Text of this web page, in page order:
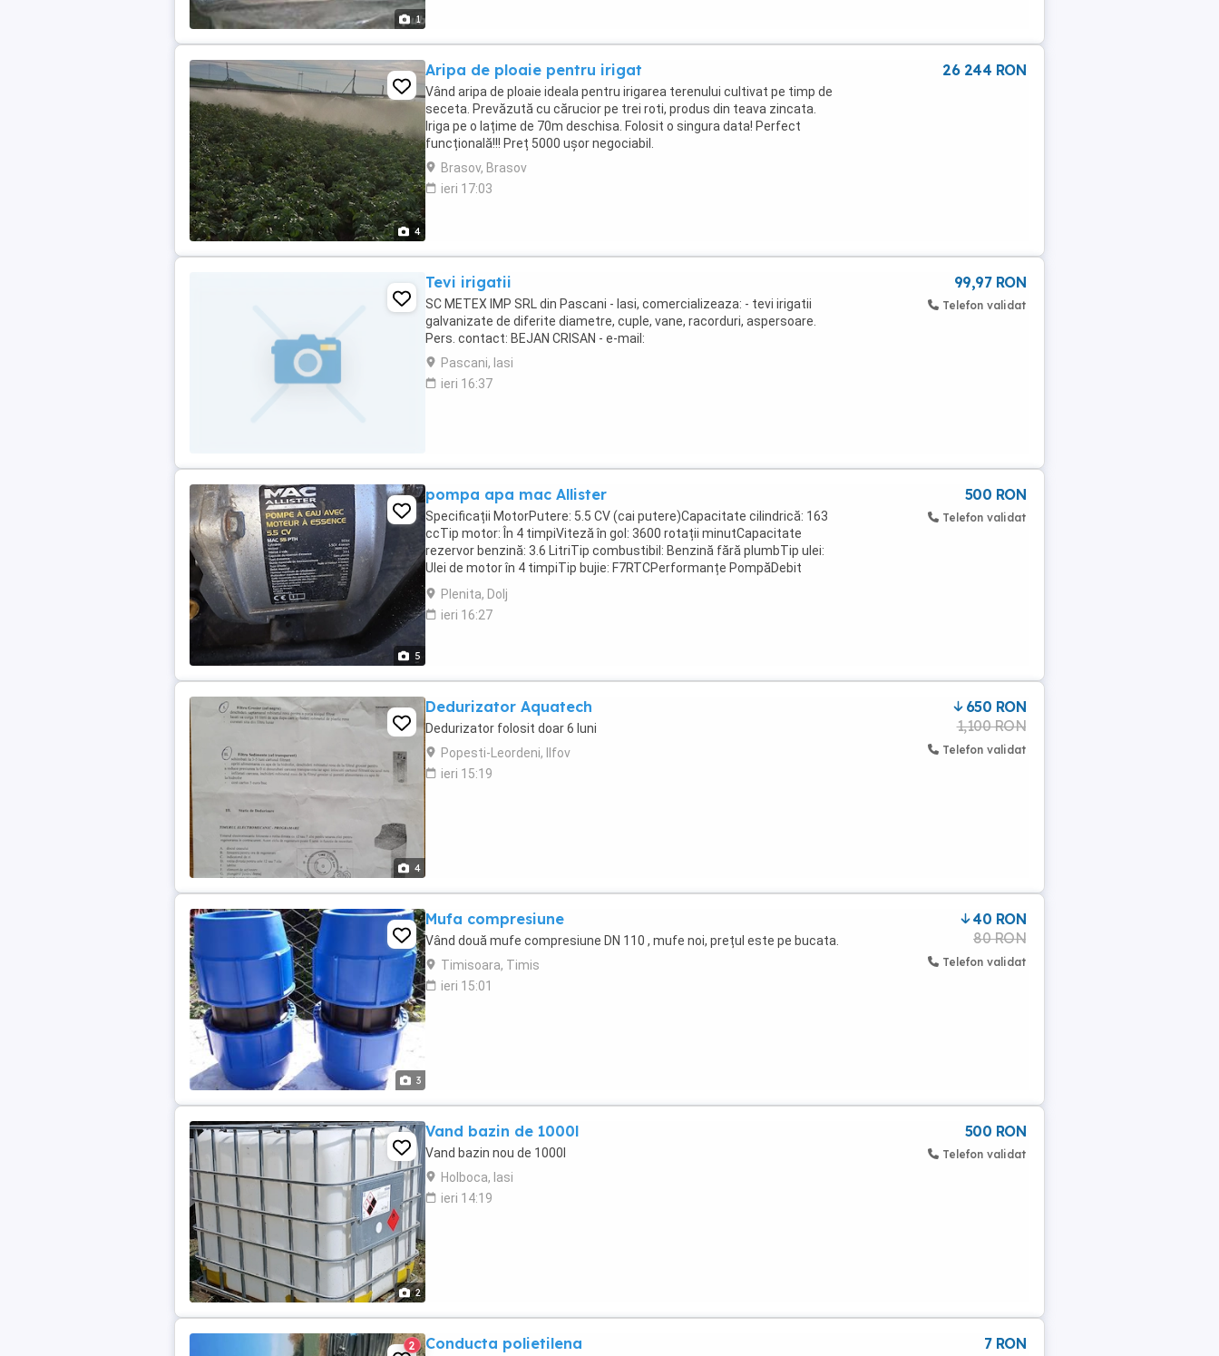
1
4
Aripa de ploaie pentru irigat
Vând aripa de ploaie ideala pentru irigarea terenului cultivat pe timp de
seceta. Prevăzută cu cărucior pe trei roti, produs din teava zincata.
Iriga pe o lațime de 70m deschisa. Folosit o singura data! Perfect
funcțională!!! Preț 5000 uşor negociabil.
Brasov, Brasov
ieri 17:03
26 244 RON
Tevi irigatii
SC METEX IMP SRL din Pascani - Iasi, comercializeaza: - tevi irigatii
galvanizate de diferite diametre, cuple, vane, racorduri, aspersoare.
Pers. contact: BEJAN CRISAN - e-mail:
Pascani, Iasi
ieri 16:37
99,97 RON
Telefon validat
5
pompa apa mac Allister
Specificații MotorPutere: 5.5 CV (cai putere)Capacitate cilindrică: 163
ccTip motor: În 4 timpiViteză în gol: 3600 rotații minutCapacitate
rezervor benzină: 3.6 LitriTip combustibil: Benzină fără plumbTip ulei:
Ulei de motor în 4 timpiTip bujie: F7RTCPerformanțe PompăDebit
maxim: 28 m h (metri cubi ...
Plenita, Dolj
ieri 16:27
500 RON
Telefon validat
4
Dedurizator Aquatech
Dedurizator folosit doar 6 luni
Popesti-Leordeni, Ilfov
ieri 15:19
650 RON
1,100 RON
Telefon validat
3
Mufa compresiune
Vând două mufe compresiune DN 110 , mufe noi, prețul este pe bucata.
Timisoara, Timis
ieri 15:01
40 RON
80 RON
Telefon validat
2
Vand bazin de 1000l
Vand bazin nou de 1000l
Holboca, Iasi
ieri 14:19
500 RON
Telefon validat
2 Conducta polietilena 7 RON